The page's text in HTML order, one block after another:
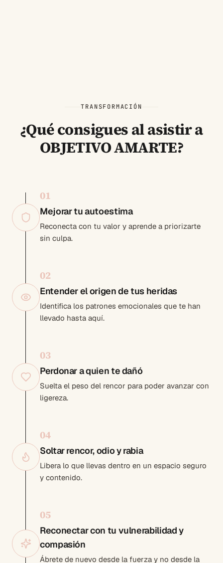
TRANSFORMACIÓN
¿Qué consigues al asistir a
OBJETIVO AMARTE?
01
Mejorar tu autoestima
Reconecta con tu valor y aprende a priorizarte
sin culpa.
02
Entender el origen de tus heridas
Identifica los patrones emocionales que te han
llevado hasta aquí.
03
Perdonar a quien te dañó
Suelta el peso del rencor para poder avanzar con
ligereza.
04
Soltar rencor, odio y rabia
Libera lo que llevas dentro en un espacio seguro
y contenido.
05
Reconectar con tu vulnerabilidad y
compasión
Ábrete de nuevo desde la fuerza y no desde la